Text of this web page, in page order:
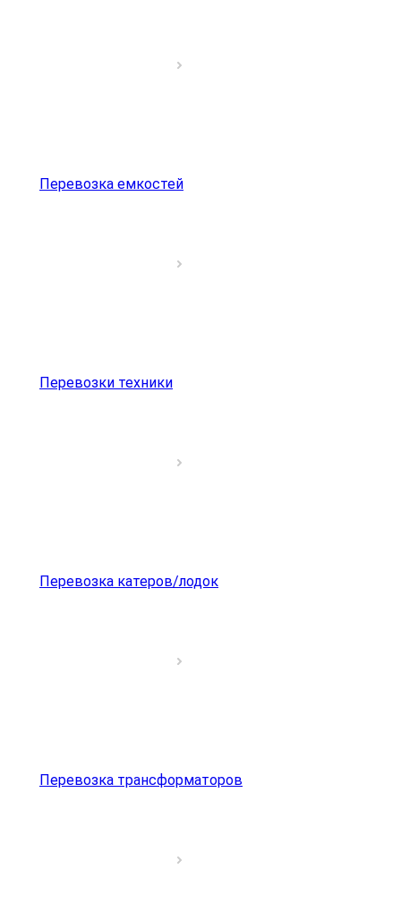
Перевозка емкостей
Перевозки техники
Перевозка катеров/лодок
Перевозка трансформаторов